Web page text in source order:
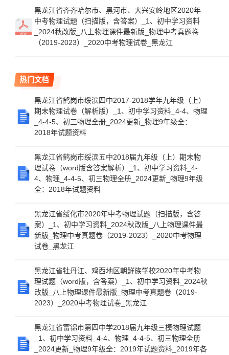
黑龙江省齐齐哈尔市、黑河市、大兴安岭地区2020年
中考物理试题（扫描版，含答案）_1、初中学习资料
_2024秋改版_八上物理课件最新版_物理中考真题卷
（2019-2023）_2020中考物理试卷_黑龙江
热门文档
黑龙江省鹤岗市绥滨四中2017-2018学年九年级（上）
期末物理试卷（解析版）_1、初中学习资料_4-4、物理
_4-4-5、初三物理全册_2024更新_物理9年级全：
2018年试题资料
黑龙江省鹤岗市绥滨五中2018届九年级（上）期末物
理试卷（word版含答案解析）_1、初中学习资料_4-
4、物理_4-4-5、初三物理全册_2024更新_物理9年级
全：2018年试题资料
黑龙江省绥化市2020年中考物理试题（扫描版，含答
案）_1、初中学习资料_2024秋改版_八上物理课件最
新版_物理中考真题卷（2019-2023）_2020中考物理
试卷_黑龙江
黑龙江省牡丹江、鸡西地区朝鲜族学校2020年中考物
理试题（word版，含答案）_1、初中学习资料_2024秋
改版_八上物理课件最新版_物理中考真题卷（2019-
2023）_2020中考物理试卷_黑龙江
黑龙江省富锦市第四中学2018届九年级三模物理试题
_1、初中学习资料_4-4、物理_4-4-5、初三物理全册
_2024更新_物理9年级全：2019年试题资料_2019年各